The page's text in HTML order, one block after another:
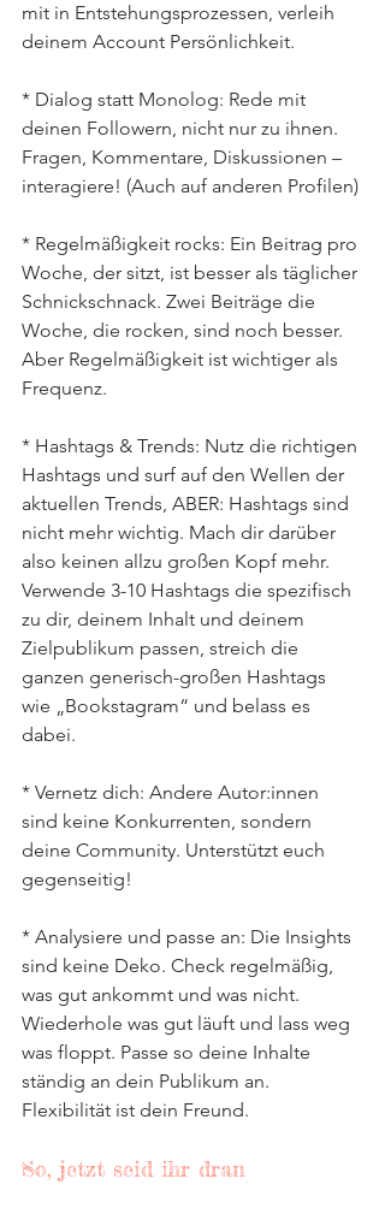
mit in Entstehungsprozessen, verleih
deinem Account Persönlichkeit.
* Dialog statt Monolog: Rede mit
deinen Followern, nicht nur zu ihnen.
Fragen, Kommentare, Diskussionen –
interagiere! (Auch auf anderen Profilen)
* Regelmäßigkeit rocks: Ein Beitrag pro
Woche, der sitzt, ist besser als täglicher
Schnickschnack. Zwei Beiträge die
Woche, die rocken, sind noch besser.
Aber Regelmäßigkeit ist wichtiger als
Frequenz.
* Hashtags & Trends: Nutz die richtigen
Hashtags und surf auf den Wellen der
aktuellen Trends, ABER: Hashtags sind
nicht mehr wichtig. Mach dir darüber
also keinen allzu großen Kopf mehr.
Verwende 3-10 Hashtags die spezifisch
zu dir, deinem Inhalt und deinem
Zielpublikum passen, streich die
ganzen generisch-großen Hashtags
wie „Bookstagram“ und belass es
dabei.
* Vernetz dich: Andere Autor:innen
sind keine Konkurrenten, sondern
deine Community. Unterstützt euch
gegenseitig!
* Analysiere und passe an: Die Insights
sind keine Deko. Check regelmäßig,
was gut ankommt und was nicht.
Wiederhole was gut läuft und lass weg
was floppt. Passe so deine Inhalte
ständig an dein Publikum an.
Flexibilität ist dein Freund.
So, jetzt seid ihr dran